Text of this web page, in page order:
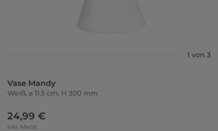
1 von 3
Vase Mandy
Weiß, ⌀ 11.5 cm, H 300 mm
24,99 €
inkl. MwSt